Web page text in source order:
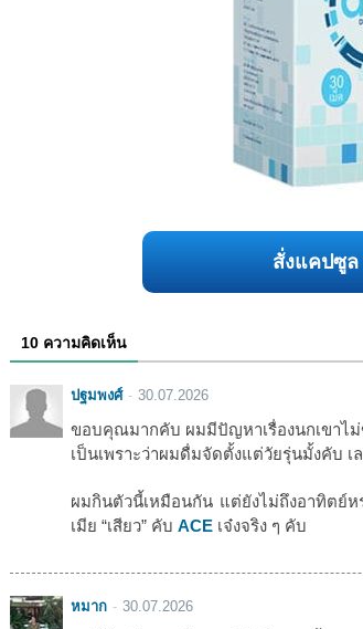
สั่งแคปซูล
10 ความคิดเห็น
ปฐมพงศ์ 30.07.2026
ขอบคุณมากคับ ผมมีปัญหาเรื่องนกเขาไม่
เป็นเพราะว่าผมดื่มจัดตั้งแต่วัยรุ่นมั้งคับ เ
ผมกินตัวนี้เหมือนกัน แต่ยังไม่ถึงอาทิตย์
เมีย “เสียว” คับ ACEเจ๋งจริง ๆ คับ
หมาก 30.07.2026